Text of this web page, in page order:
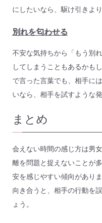
にしたいなら、駆け引きよ
別れを匂わせる
不安な気持ちから「もう別
してしまうこともあるかも
で言った言葉でも、相手に
いなら、相手を試すような
まとめ
会えない時間の感じ方は男
離を問題と捉えないことが
安を感じやすい傾向があり
向き合うと、相手の行動を
ょう。